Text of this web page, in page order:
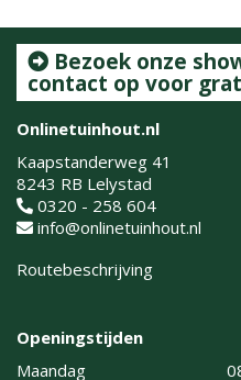
Bezoek onze
contact op voor
Onlinetuinhout.nl
Kaapstanderweg 41
8243 RB Lelystad
0320 - 258 604
info@onlinetuinhout.nl
Routebeschrijving
Openingstijden
Maandag